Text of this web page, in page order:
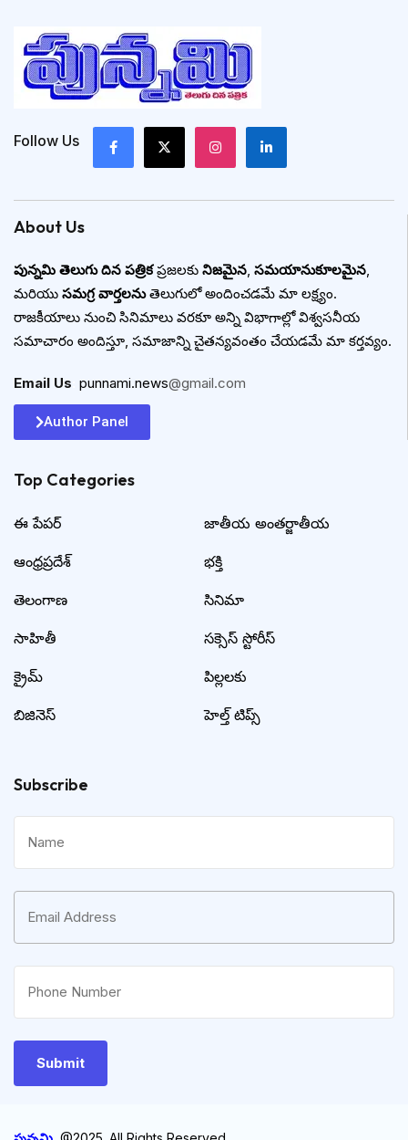
Follow Us
About Us
పున్నమి తెలుగు దిన పత్రికప్రజలకు నిజమైన, సమయానుకూలమైన,
మరియు సమగ్ర వార్తలనుతెలుగులో అందించడమే మా లక్ష్యం.
రాజకీయాలు నుంచి సినిమాలు వరకూ అన్ని విభాగాల్లో విశ్వసనీయ
సమాచారం అందిస్తూ, సమాజాన్ని చైతన్యవంతం చేయడమే మా కర్తవ్యం.
Email Us punnami.news@gmail.com
Author Panel
Top Categories​
ఈ పేపర్
ఆంధ్రప్రదేశ్
తెలంగాణ
సాహితీ
క్రైమ్
బిజినెస్
జాతీయ అంతర్జాతీయ
భక్తి
సినిమా
సక్సెస్ స్టోరీస్
పిల్లలకు
హెల్త్ టిప్స్
Subscribe